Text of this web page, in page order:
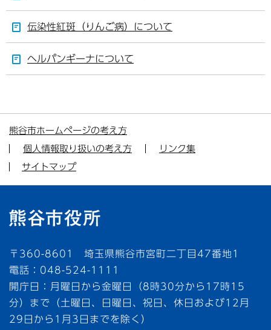
伝染性紅斑（りんご病）について
ヘルパンギーナについて
熊谷市ホームページの考え方
個人情報取り扱いの考え方
リンク集
サイトマップ
〒360-8601 埼玉県熊谷市宮町二丁目47番地1
電話：048-524-1111
開庁日：月曜日から金曜日（8時30分から17時15
分）まで（土曜日、日曜日、祝日、休日および12月
29日から1月3日までを除く）